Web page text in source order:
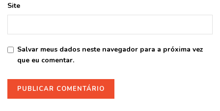
Site
Salvar meus dados neste navegador para a próxima vez
que eu comentar.